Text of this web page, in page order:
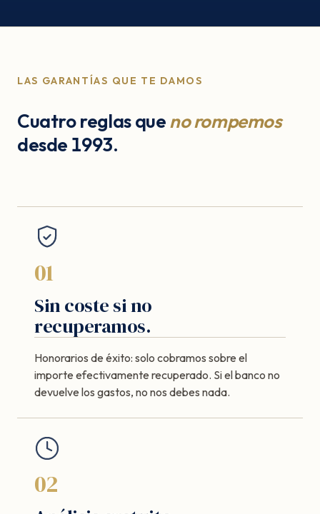
LAS GARANTÍAS QUE TE DAMOS
Cuatro reglas queno rompemos
desde 1993.
01
Sin coste si no
recuperamos.
Honorarios de éxito: solo cobramos sobre el
importe efectivamente recuperado. Si el banco no
devuelve los gastos, no nos debes nada.
02